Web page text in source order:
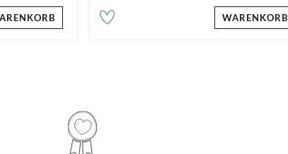
WARENKORB